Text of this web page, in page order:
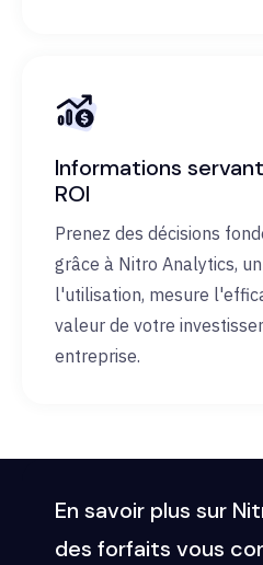
Informations
ROI
Prenez des décisions
grâce à Nitro Analytics,
l'utilisation, mesure
valeur de votre
entreprise.
En savoir plus sur
des forfaits vous